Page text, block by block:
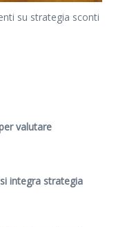
su strategia sconti
valutare
integra strategia